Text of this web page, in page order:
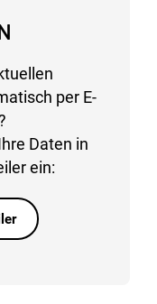
per E-
Daten in
ein: